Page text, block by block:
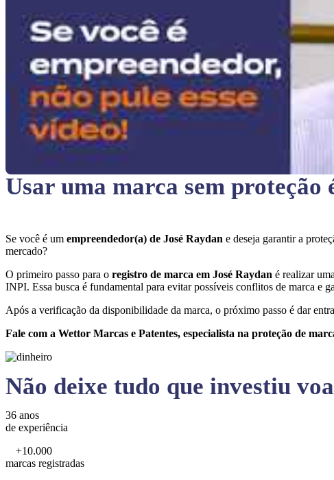
Usar uma marca sem proteção
Se você é um empreendedor(a) de José Raydan e deseja garantir a
mercado?
O primeiro passo para o registro de marca em José Raydan é realizar
INPI. Essa busca é fundamental para evitar possíveis conflitos de marca e
Após a verificação da disponibilidade da marca, o próximo passo é dar
Fale com a Wettor Marcas e Patentes, especialista na proteção de
Não deixe tudo que investiu
36 anos
de experiência
+10.000
marcas registradas